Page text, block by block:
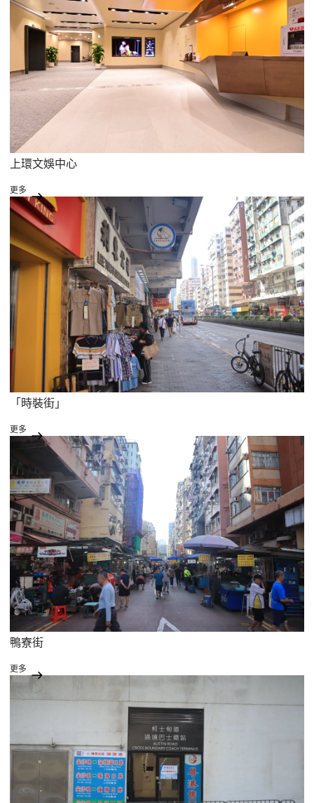
上環文娛中心
更多
「時裝街」
更多
鴨寮街
更多